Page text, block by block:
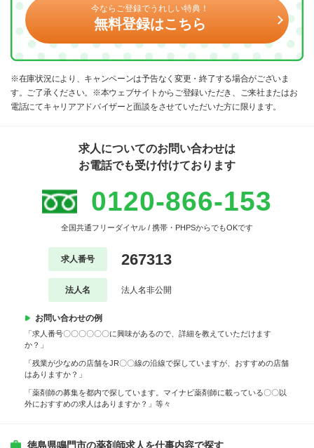
今ならご登録でうれしい特典！
無料登録はこちら
※在庫状況により、キャンペーンは予告なく変更・終了する場合がございま
す。ご了承ください。※本ウェブサイトからご登録いただき、ご来社またはお
電話にてキャリアアドバイザーと面談をさせていただいた方に限ります。
求人についてのお問い合わせは
お電話でも受け付けております
0120-866-153
全国共通フリーダイヤル / 携帯・PHPSからでもOKです
求人番号 267313
法人名 法人名非公開
お問い合わせの例
「求人番号〇〇〇〇〇〇に興味があるので、詳細を教えていただけます
か？」
「残業が少なめの店舗をJR〇〇線の沿線で探していますが、おすすめの店舗
はありますか？」
「薬剤師の募集を都内で探しています。マイナビ薬剤師に載っている〇〇以
外におすすめの求人はありますか？」等々
徳島県鳴門市の薬剤師求人を仕事内容で探す